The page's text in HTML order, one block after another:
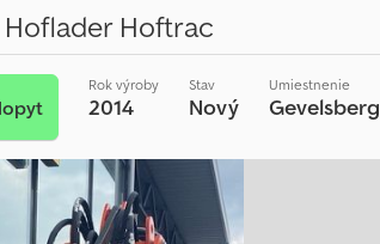
Hoftrac
Rok výroby
2014
Stav
Nový
Umiestnenie
Gevelsberg